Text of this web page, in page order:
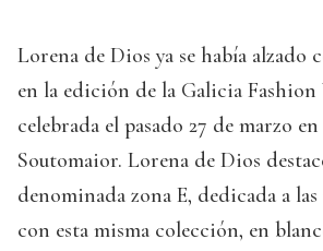
Lorena de Dios ya se había alzado
en la edición de la Galicia Fashion
celebrada el pasado 27 de marzo
Soutomaior. Lorena de Dios
denominada zona E, dedicada a las
con esta misma colección, en